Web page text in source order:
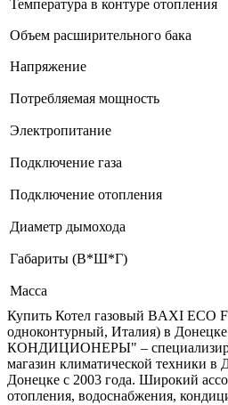
Температура в контуре отопления
Объем расширительного бака
Напряжение
Потребляемая мощность
Электропитание
Подключение газа
Подключение отопления
Диаметр дымохода
Габариты (В*Ш*Г)
Масса
Купить Котел газовый BAXI ECO
одноконтурный, Италия) в
КОНДИЦИОНЕРЫ" –
магазин климатической техники в
Донецке с 2003 года. Широкий
отопления, водоснабжения,